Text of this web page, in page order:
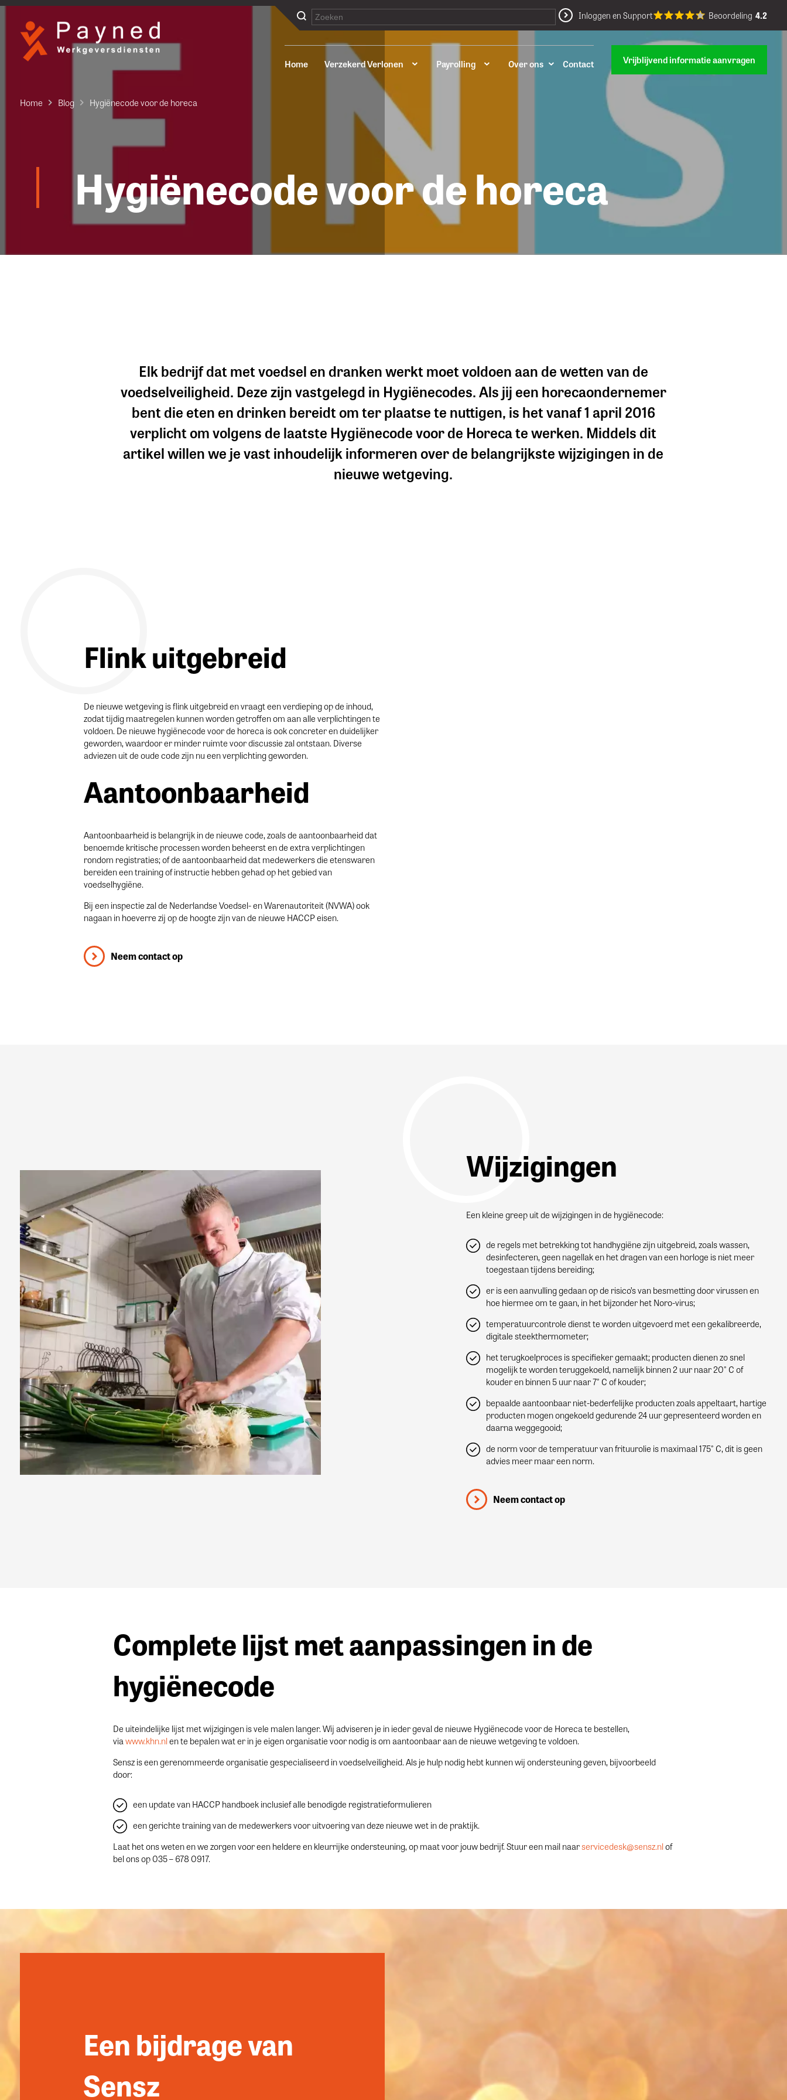
Inloggen en Support Beoordeling 4.2
Home Verzekerd Verlonen Payrolling Over ons Contact Vrijblijvend informatie aanvragen
Home Blog Hygiënecode voor de horeca
Hygiënecode voor de horeca
Elk bedrijf dat met voedsel en dranken werkt moet voldoen aan de wetten van de
voedselveiligheid. Deze zijn vastgelegd in Hygiënecodes. Als jij een horecaondernemer
bent die eten en drinken bereidt om ter plaatse te nuttigen, is het vanaf 1 april 2016
verplicht om volgens de laatste Hygiënecode voor de Horeca te werken. Middels dit
artikel willen we je vast inhoudelijk informeren over de belangrijkste wijzigingen in de
nieuwe wetgeving.
Flink uitgebreid
De nieuwe wetgeving is flink uitgebreid en vraagt een verdieping op de inhoud,
zodat tijdig maatregelen kunnen worden getroffen om aan alle verplichtingen te
voldoen. De nieuwe hygiënecode voor de horeca is ook concreter en duidelijker
geworden, waardoor er minder ruimte voor discussie zal ontstaan. Diverse
adviezen uit de oude code zijn nu een verplichting geworden.
Aantoonbaarheid
Aantoonbaarheid is belangrijk in de nieuwe code, zoals de aantoonbaarheid dat
benoemde kritische processen worden beheerst en de extra verplichtingen
rondom registraties; of de aantoonbaarheid dat medewerkers die etenswaren
bereiden een training of instructie hebben gehad op het gebied van
voedselhygiëne.
Bij een inspectie zal de Nederlandse Voedsel- en Warenautoriteit (NVWA) ook
nagaan in hoeverre zij op de hoogte zijn van de nieuwe HACCP eisen.
Neem contact op
Wijzigingen
Een kleine greep uit de wijzigingen in de hygiënecode:
de regels met betrekking tot handhygiëne zijn uitgebreid, zoals wassen,
desinfecteren, geen nagellak en het dragen van een horloge is niet meer
toegestaan tijdens bereiding;
er is een aanvulling gedaan op de risico’s van besmetting door virussen en
hoe hiermee om te gaan, in het bijzonder het Noro-virus;
temperatuurcontrole dienst te worden uitgevoerd met een gekalibreerde,
digitale steekthermometer;
het terugkoelproces is specifieker gemaakt; producten dienen zo snel
mogelijk te worden teruggekoeld, namelijk binnen 2 uur naar 20° C of
kouder en binnen 5 uur naar 7° C of kouder;
bepaalde aantoonbaar niet-bederfelijke producten zoals appeltaart, hartige
producten mogen ongekoeld gedurende 24 uur gepresenteerd worden en
daarna weggegooid;
de norm voor de temperatuur van frituurolie is maximaal 175° C, dit is geen
advies meer maar een norm.
Neem contact op
Complete lijst met aanpassingen in de
hygiënecode
De uiteindelijke lijst met wijzigingen is vele malen langer. Wij adviseren je in ieder geval de nieuwe Hygiënecode voor de Horeca te bestellen,
viawww.khn.nlen te bepalen wat er in je eigen organisatie voor nodig is om aantoonbaar aan de nieuwe wetgeving te voldoen.
Sensz is een gerenommeerde organisatie gespecialiseerd in voedselveiligheid. Als je hulp nodig hebt kunnen wij ondersteuning geven, bijvoorbeeld
door:
een update van HACCP handboek inclusief alle benodigde registratieformulieren
een gerichte training van de medewerkers voor uitvoering van deze nieuwe wet in de praktijk.
Laat het ons weten en we zorgen voor een heldere en kleurrijke ondersteuning, op maat voor jouw bedrijf. Stuur een mail naarservicedesk@sensz.nlof
bel ons op 035 – 678 0917.
Een bijdrage van
Sensz